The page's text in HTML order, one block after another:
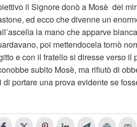
il Signore donò a Mosè dei
ed ecco che divenne un
la mano che apparve
poi mettendocela tornò
e con il fratello si diresse verso il
subito Mosè, ma rifiutò di
di portare una prova evidente se